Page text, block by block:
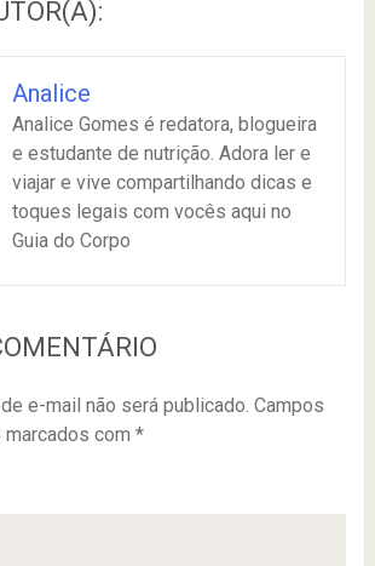
Analice
Analice Gomes é redatora, blogueira
e estudante de nutrição. Adora ler e
viajar e vive compartilhando dicas e
toques legais com vocês aqui no
Guia do Corpo
e-mail não será publicado. Campos
com *